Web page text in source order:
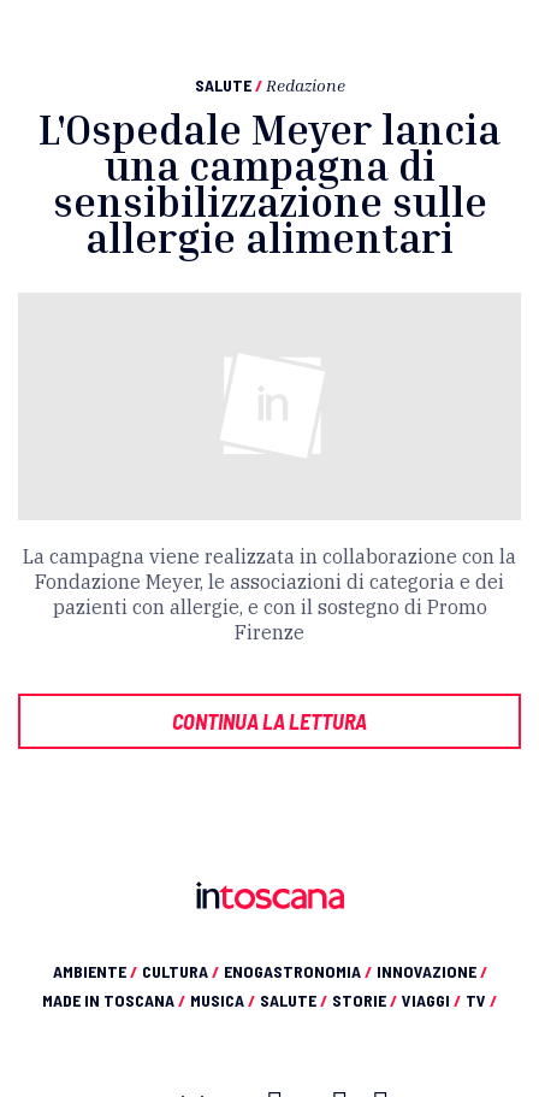
SALUTE / Redazione
L'Ospedale Meyer lancia
una campagna di
sensibilizzazione sulle
allergie alimentari
La campagna viene realizzata in collaborazione con la
Fondazione Meyer, le associazioni di categoria e dei
pazienti con allergie, e con il sostegno di Promo
Firenze
CONTINUA LA LETTURA
AMBIENTE/ CULTURA/ ENOGASTRONOMIA/ INNOVAZIONE/
MADE IN TOSCANA/ MUSICA/ SALUTE/ STORIE/ VIAGGI / TV /